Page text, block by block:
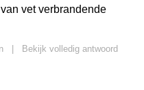
vet verbrandende
Bekijk volledig antwoord